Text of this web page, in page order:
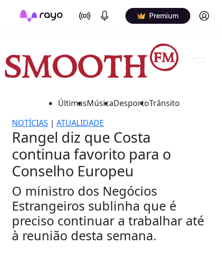
On Air Podcasts Premium Log in
ÚltimasMúsicaDesportoTrânsito
NOTÍCIAS | ATUALIDADE
Rangel diz que Costa
continua favorito para o
Conselho Europeu
O ministro dos Negócios
Estrangeiros sublinha que é
preciso continuar a trabalhar até
à reunião desta semana.